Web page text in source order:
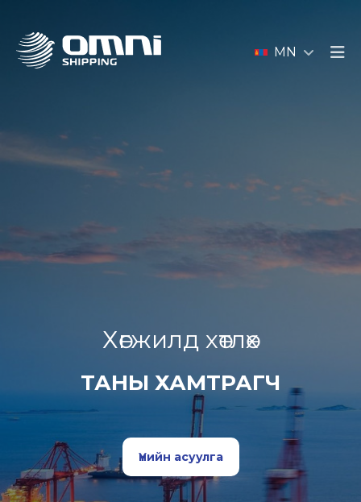
MN
Хөгжилд хөтлөх
ТАНЫ ХАМТРАГЧ
Үнийн асуулга